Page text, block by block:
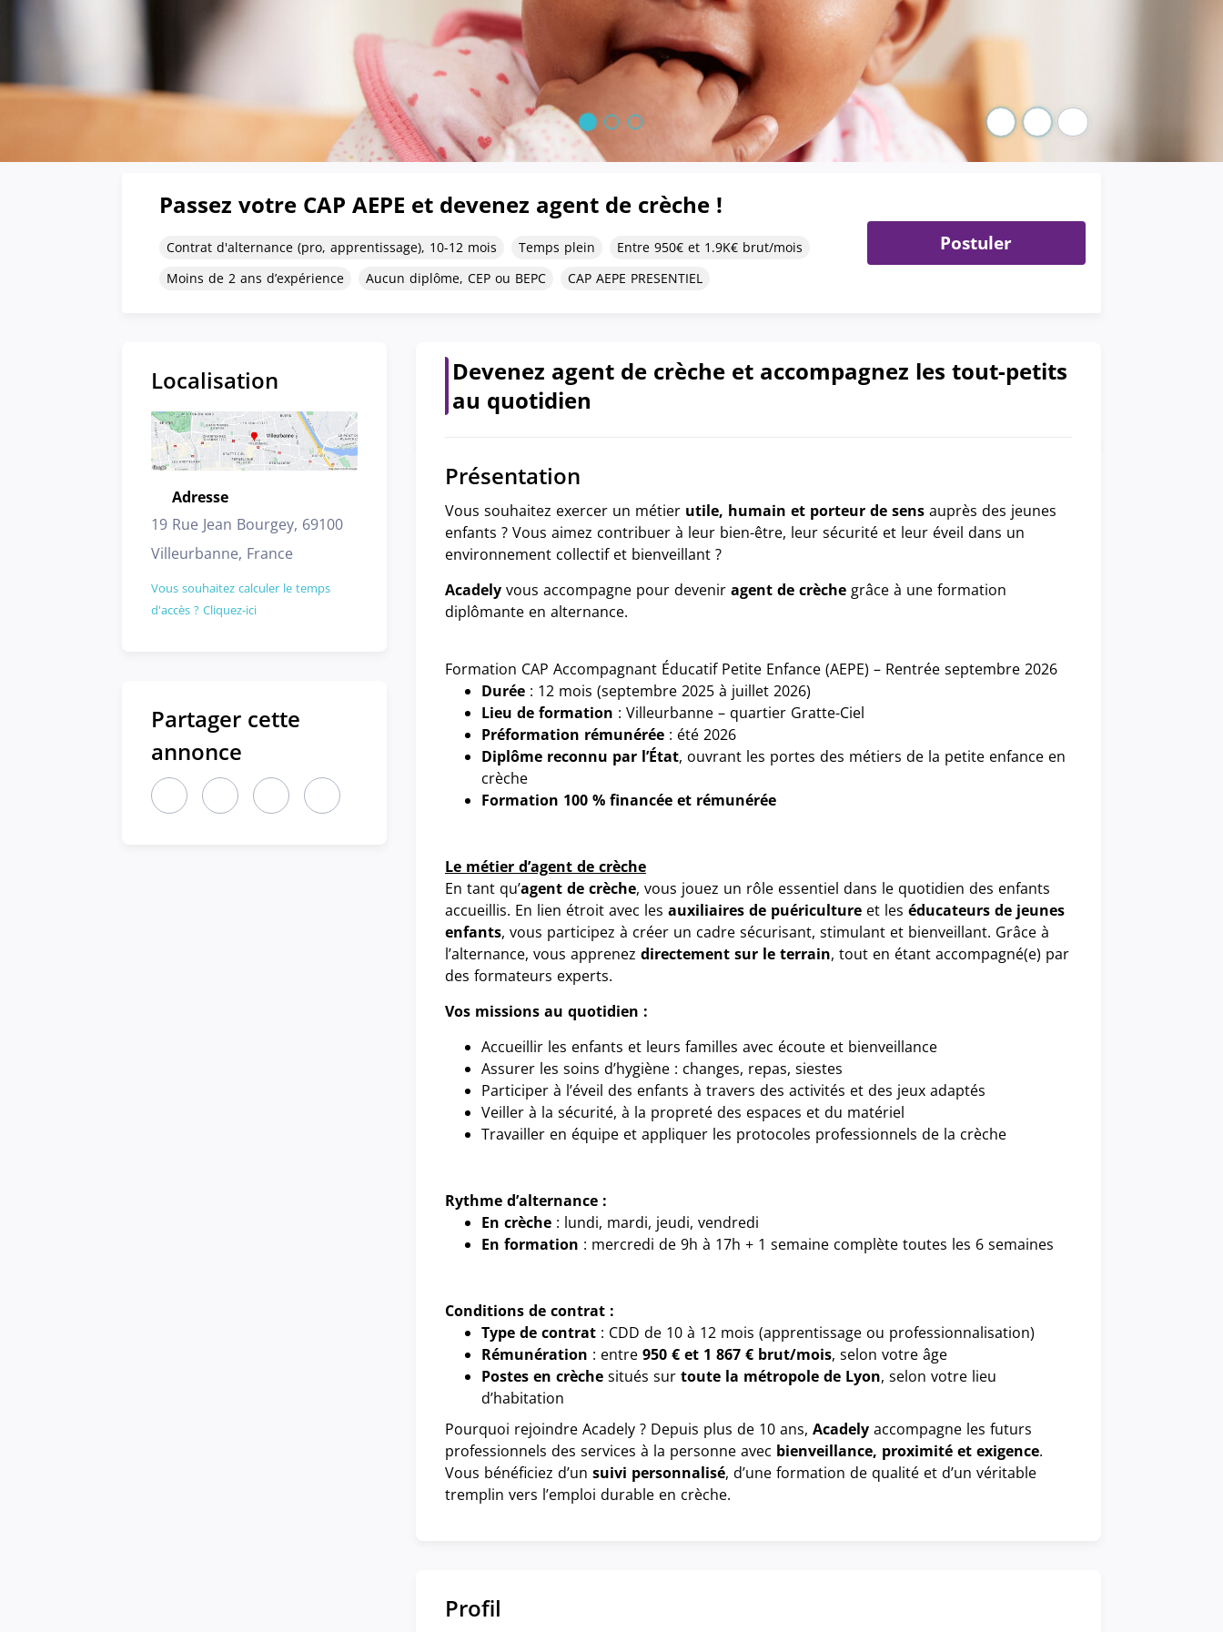
Pause
Passez votre CAP AEPE et devenez agent de crèche !
Contrat d'alternance (pro, apprentissage), 10-12 mois Temps plein
Entre 950€ et 1.9K€ brut/mois
Moins de 2 ans d’expérience
Aucun diplôme, CEP ou BEPC CAP AEPE PRESENTIEL
Postuler
Devenez agent de crèche et accompagnez les tout-petits
au quotidien
Présentation
Vous souhaitez exercer un métier utile, humain et porteur de sensauprès des jeunes
enfants ? Vous aimez contribuer à leur bien-être, leur sécurité et leur éveil dans un
environnement collectif et bienveillant ?
Acadelyvous accompagne pour devenir agent de crèchegrâce à une formation
diplômante en alternance.
Formation CAP Accompagnant Éducatif Petite Enfance (AEPE) – Rentrée septembre 2026
Durée: 12 mois (septembre 2025 à juillet 2026)
Lieu de formation : Villeurbanne – quartier Gratte-Ciel
Préformation rémunérée: été 2026
Diplôme reconnu par l’État, ouvrant les portes des métiers de la petite enfance en
crèche
Formation 100 % financée et rémunérée
Le métier d’agent de crèche
En tant qu’agent de crèche, vous jouez un rôle essentiel dans le quotidien des enfants
accueillis. En lien étroit avec les auxiliaires de puéricultureet les éducateurs de jeunes
enfants, vous participez à créer un cadre sécurisant, stimulant et bienveillant. Grâce à
l’alternance, vous apprenez directement sur le terrain, tout en étant accompagné(e) par
des formateurs experts.
Vos missions au quotidien :
Accueillir les enfants et leurs familles avec écoute et bienveillance
Assurer les soins d’hygiène : changes, repas, siestes
Participer à l’éveil des enfants à travers des activités et des jeux adaptés
Veiller à la sécurité, à la propreté des espaces et du matériel
Travailler en équipe et appliquer les protocoles professionnels de la crèche
Rythme d’alternance :
En crèche: lundi, mardi, jeudi, vendredi
En formation : mercredi de 9h à 17h + 1 semaine complète toutes les 6 semaines
Conditions de contrat :
Type de contrat: CDD de 10 à 12 mois (apprentissage ou professionnalisation)
Rémunération : entre 950 € et 1 867 € brut/mois, selon votre âge
Postes en crèchesitués sur toute la métropole de Lyon, selon votre lieu
d’habitation
Pourquoi rejoindre Acadely ? Depuis plus de 10 ans, Acadelyaccompagne les futurs
professionnels des services à la personne avec bienveillance, proximité et exigence.
Vous bénéficiez d’un suivi personnalisé, d’une formation de qualité et d’un véritable
tremplin vers l’emploi durable en crèche.
Profil
Localisation
Emplacement
Adresse
19 Rue Jean Bourgey, 69100
Villeurbanne, France
Vous souhaitez calculer le temps
d'accès ? Cliquez-ici
Partager cette
annonce
Partager cette annonce sur LinkedIn (nouvelle fenêtre)
Partager cette annonce sur X (nouvelle fenêtre)
Partager cette annonce sur Facebook (nouvelle fenêtre)
Partager cette annonce par email (nouvelle fenêtre)